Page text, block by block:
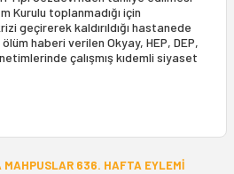
Kurulu toplanmadığı için
geçirerek kaldırıldığı hastanede
haberi verilen Okyay, HEP, DEP,
çalışmış kıdemli siyaset
MAHPUSLAR 636. HAFTA EYLEMİ